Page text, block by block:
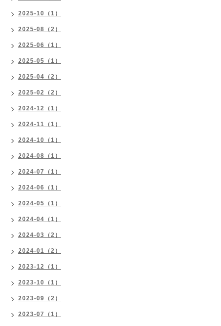
2025-10（1）
2025-08（2）
2025-06（1）
2025-05（1）
2025-04（2）
2025-02（2）
2024-12（1）
2024-11（1）
2024-10（1）
2024-08（1）
2024-07（1）
2024-06（1）
2024-05（1）
2024-04（1）
2024-03（2）
2024-01（2）
2023-12（1）
2023-10（1）
2023-09（2）
2023-07（1）